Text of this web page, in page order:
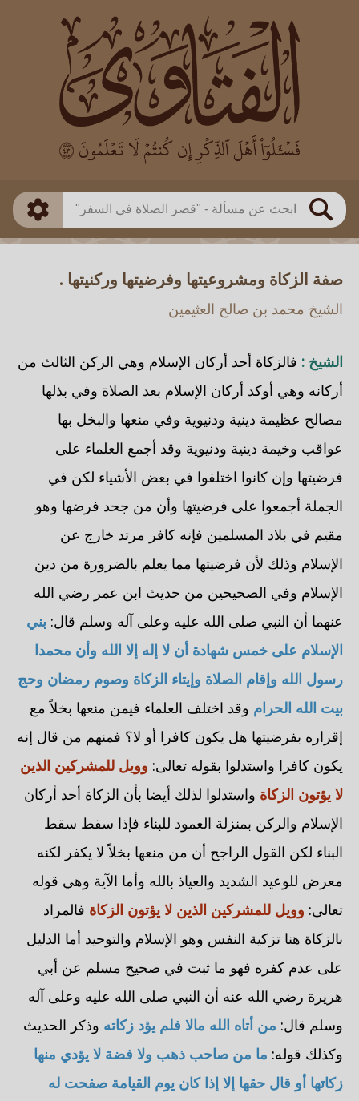
بحث
العالم
بن باز
بن العثيمين
اللجنة الدائمة
طريقة البحث
ذكي
صفة الزكاة ومشروعيتها وفرضيتها وركنيتها .
الشيخ محمد بن صالح العثيمين
الشيخ : فالزكاة أحد أركان الإسلام وهي الركن الثالث من
أركانه وهي أوكد أركان الإسلام بعد الصلاة وفي بذلها
مصالح عظيمة دينية ودنيوية وفي منعها والبخل بها
عواقب وخيمة دينية ودنيوية وقد أجمع العلماء على
فرضيتها وإن كانوا اختلفوا في بعض الأشياء لكن في
الجملة أجمعوا على فرضيتها وأن من جحد فرضها وهو
مقيم في بلاد المسلمين فإنه كافر مرتد خارج عن
الإسلام وذلك لأن فرضيتها مما يعلم بالضرورة من دين
الإسلام وفي الصحيحين من حديث ابن عمر رضي الله
عنهما أن النبي صلى الله عليه وعلى آله وسلم قال: بني
الإسلام على خمس شهادة أن لا إله إلا الله وأن محمدا
رسول الله وإقام الصلاة وإيتاء الزكاة وصوم رمضان وحج
بيت الله الحرام وقد اختلف العلماء فيمن منعها بخلاً مع
إقراره بفرضيتها هل يكون كافرا أو لا؟ فمنهم من قال إنه
يكون كافرا واستدلوا بقوله تعالى: وويل للمشركين الذين
لا يؤتون الزكاة واستدلوا لذلك أيضا بأن الزكاة أحد أركان
الإسلام والركن بمنزلة العمود للبناء فإذا سقط سقط
البناء لكن القول الراجح أن من منعها بخلاً لا يكفر لكنه
معرض للوعيد الشديد والعياذ بالله وأما الآية وهي قوله
تعالى: وويل للمشركين الذين لا يؤتون الزكاة فالمراد
بالزكاة هنا تزكية النفس وهو الإسلام والتوحيد أما الدليل
على عدم كفره فهو ما ثبت في صحيح مسلم عن أبي
هريرة رضي الله عنه أن النبي صلى الله عليه وعلى آله
وسلم قال: من أتاه الله مالا فلم يؤد زكاته وذكر الحديث
وكذلك قوله: ما من صاحب ذهب ولا فضة لا يؤدي منها
زكاتها أو قال حقها إلا إذا كان يوم القيامة صفحت له